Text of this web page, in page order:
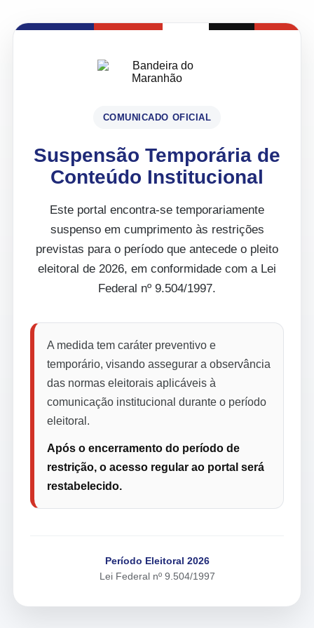
COMUNICADO OFICIAL
Suspensão Temporária de
Conteúdo Institucional
Este portal encontra-se temporariamente
suspenso em cumprimento às restrições
previstas para o período que antecede o pleito
eleitoral de 2026, em conformidade com a Lei
Federal nº 9.504/1997.
A medida tem caráter preventivo e
temporário, visando assegurar a observância
das normas eleitorais aplicáveis à
comunicação institucional durante o período
eleitoral.
Após o encerramento do período de
restrição, o acesso regular ao portal será
restabelecido.
Período Eleitoral 2026
Lei Federal nº 9.504/1997